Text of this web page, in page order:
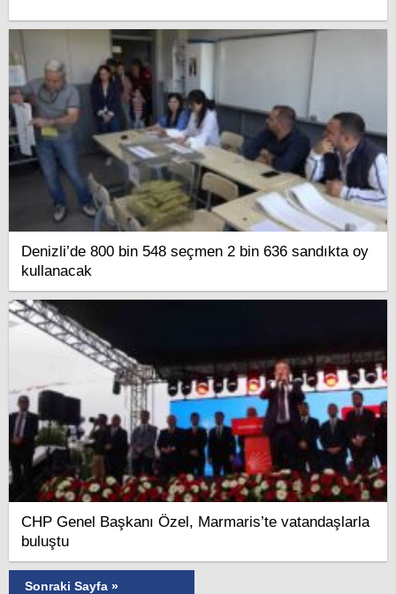
Denizli’de 800 bin 548 seçmen 2 bin 636 sandıkta oy
kullanacak
CHP Genel Başkanı Özel, Marmaris’te vatandaşlarla
buluştu
Sonraki Sayfa »